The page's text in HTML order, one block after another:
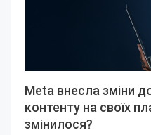
Meta внесла зміни
контенту на своїх
змінилося?